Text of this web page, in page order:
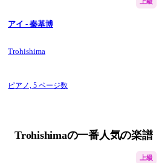
アイ - 秦基博
Trohishima
ピアノ, 5 ページ数
Trohishimaの一番人気の楽譜
上級